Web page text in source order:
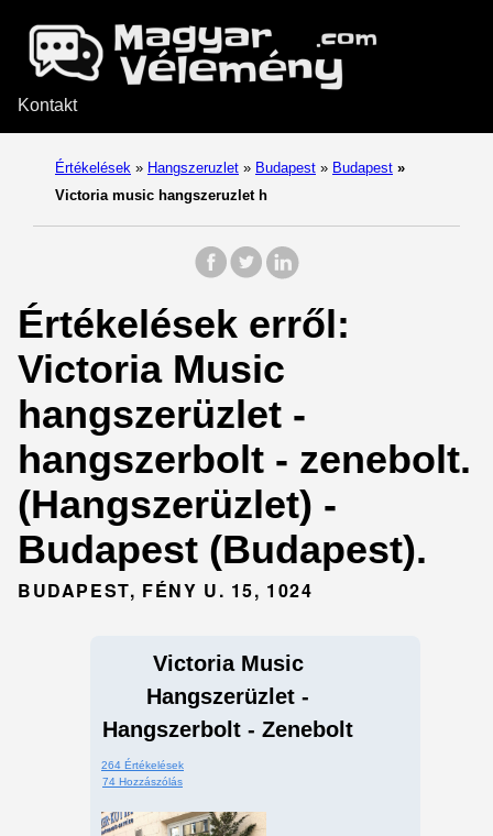
Kontakt
Értékelések » Hangszeruzlet » Budapest » Budapest »
Victoria music hangszeruzlet h
Értékelések erről:
Victoria Music
hangszerüzlet -
hangszerbolt - zenebolt.
(Hangszerüzlet) -
Budapest (Budapest).
BUDAPEST, FÉNY U. 15, 1024
Victoria Music
Hangszerüzlet -
Hangszerbolt - Zenebolt
264 Értékelések
74 Hozzászólás